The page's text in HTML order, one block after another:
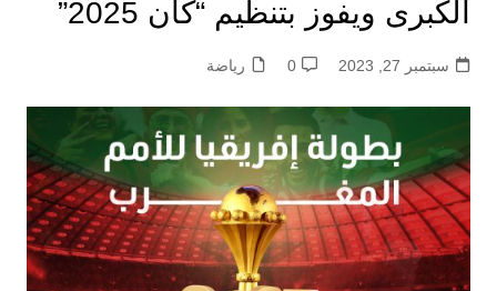
الكبرى ويفوز بتنظيم “كان 2025”
سبتمبر 27, 2023 0 رياضة